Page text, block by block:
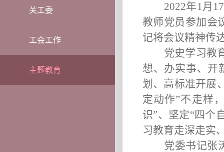
关工委
工会工作
主题教育
2022年1月 17
教师党员参加会
记将会议精神传
党史学习教
想、办实事、开
划、高标准开展
定动作”不走样
识”、坚定“四个
习教育走深走实
党委书记张